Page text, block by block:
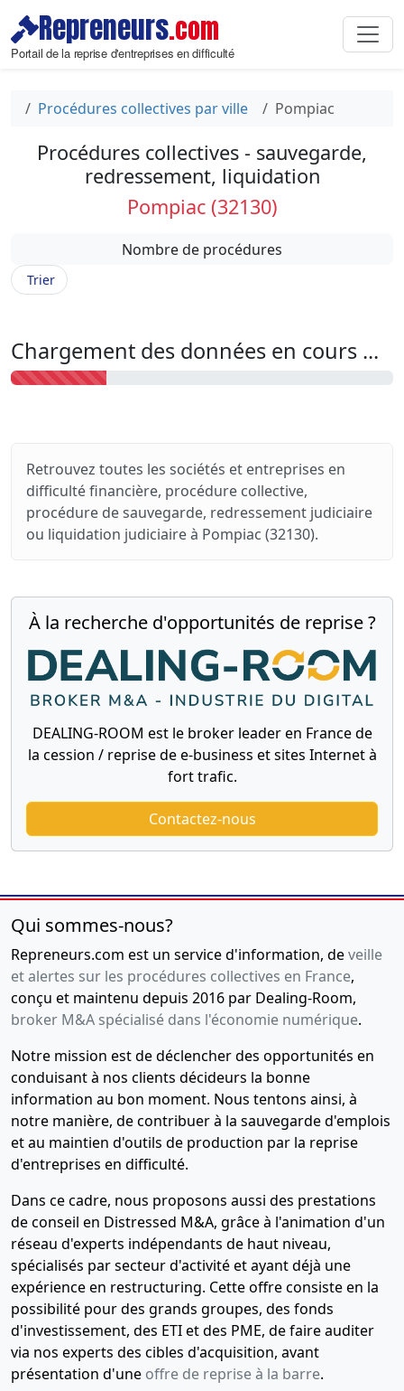
Repreneurs.com
Portail de la reprise d'entreprises en difficulté
Procédures collectives par ville Pompiac
Procédures collectives - sauvegarde,
redressement, liquidation
Pompiac (32130)
Nombre de procédures
Trier
Chargement des données en cours ...
Retrouvez toutes les sociétés et entreprises en
difficulté financière, procédure collective,
procédure de sauvegarde, redressement judiciaire
ou liquidation judiciaire à Pompiac (32130).
À la recherche d'opportunités de reprise ?
DEALING-ROOM est le broker leader en France de
la cession / reprise de e-business et sites Internet à
fort trafic.
Contactez-nous
Qui sommes-nous?
Repreneurs.com est un service d'information, deveille
et alertes sur les procédures collectives en France,
conçu et maintenu depuis 2016 par Dealing-Room,
broker M&A spécialisé dans l'économie numérique.
Notre mission est de déclencher des opportunités en
conduisant à nos clients décideurs la bonne
information au bon moment. Nous tentons ainsi, à
notre manière, de contribuer à la sauvegarde d'emplois
et au maintien d'outils de production par la reprise
d'entreprises en difficulté.
Dans ce cadre, nous proposons aussi des prestations
de conseil en Distressed M&A, grâce à l'animation d'un
réseau d'experts indépendants de haut niveau,
spécialisés par secteur d'activité et ayant déjà une
expérience en restructuring. Cette offre consiste en la
possibilité pour des grands groupes, des fonds
d'investissement, des ETI et des PME, de faire auditer
via nos experts des cibles d'acquisition, avant
présentation d'une offre de reprise à la barre.